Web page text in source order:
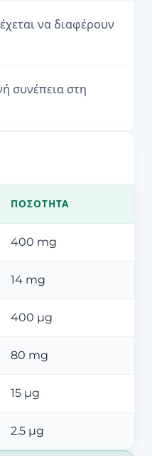
να διαφέρουν
συνέπεια στη
ΠΟΣΌΤΗΤΑ
400 mg
14 mg
400 µg
80 mg
15 µg
2.5 µg